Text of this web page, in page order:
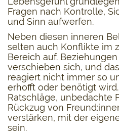
Fragen nach Kontrolle,
und Sinn aufwerfen.
Neben diesen inneren
selten auch Konflikte im
Bereich auf.
verschieben sich, und
reagiert nicht immer so
erhofft oder benötigt
Ratschläge, unbedachte
Rückzug von
verstärken, mit der
sein.